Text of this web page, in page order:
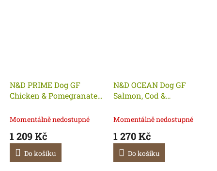
N&D PRIME Dog GF
Chicken & Pomegranate
Momentálně nedostupné
1 209 Kč
Do košíku
N&D OCEAN Dog GF
Salmon, Cod &
Mini 7 kg
Momentálně nedostupné
1 270 Kč
Do košíku